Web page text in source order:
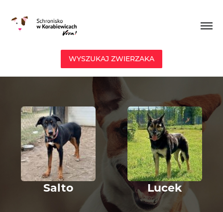
WYSZUKAJ ZWIERZAKA
Lucek Colin